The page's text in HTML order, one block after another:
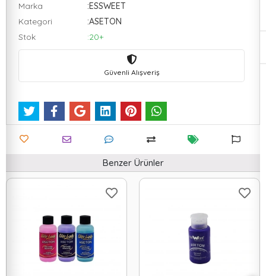
Marka
:ESSWEET
Kategori
:ASETON
Stok
:20+
Güvenli Alışveriş
Benzer Ürünler